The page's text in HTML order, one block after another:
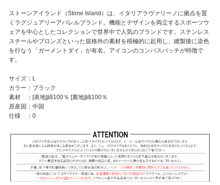
ストーンアイランド（Stone Island）は、イタリアラヴァリーノに拠点を置
くラグジュアリーアパレルブランド。機能とデザインを両立するスポーツウ
ェアを中心としたコレクションで世界中で人気のブランドです。ステンレス
スチールやブロンズといった規格外の素材を積極的に起用し、縫製後に染色
を行なう「ガーメントダイ」が有名。アイコンのコンパスパッチが特徴で
す。
サイズ：L
カラー：ブラック
素材 ：[表地]綿100％ [裏地]綿100％
原産国：中国
仕様 ：0